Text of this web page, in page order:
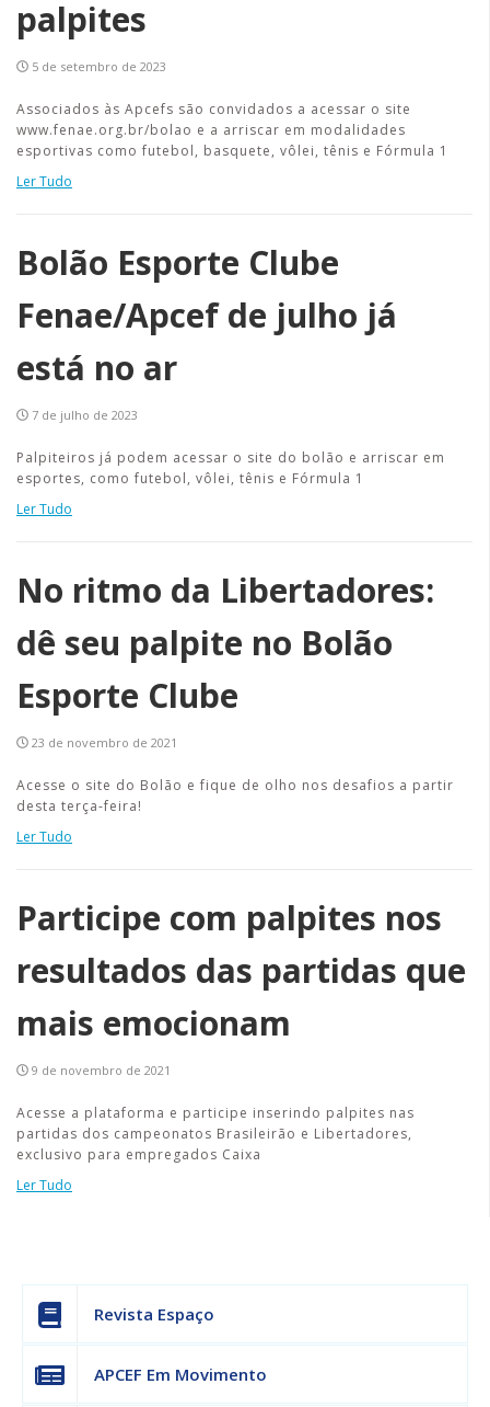
palpites
5 de setembro de 2023
Associados às Apcefs são convidados a acessar o site
www.fenae.org.br/bolao e a arriscar em modalidades
esportivas como futebol, basquete, vôlei, tênis e Fórmula 1
Ler Tudo
Bolão Esporte Clube
Fenae/Apcef de julho já
está no ar
7 de julho de 2023
Palpiteiros já podem acessar o site do bolão e arriscar em
esportes, como futebol, vôlei, tênis e Fórmula 1
Ler Tudo
No ritmo da Libertadores:
dê seu palpite no Bolão
Esporte Clube
23 de novembro de 2021
Acesse o site do Bolão e fique de olho nos desafios a partir
desta terça-feira!
Ler Tudo
Participe com palpites nos
resultados das partidas que
mais emocionam
9 de novembro de 2021
Acesse a plataforma e participe inserindo palpites nas
partidas dos campeonatos Brasileirão e Libertadores,
exclusivo para empregados Caixa
Ler Tudo
Revista Espaço
APCEF Em Movimento